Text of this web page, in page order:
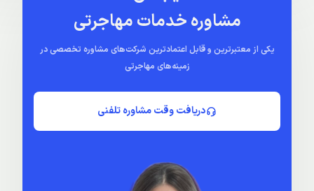
مشاوره خدمات مهاجرتی
یکی از معتبرترین و قابل اعتمادترین شرکت‌های مشاوره تخصصی در
زمینه‌های مهاجرتی
دریافت وقت مشاوره تلفنی